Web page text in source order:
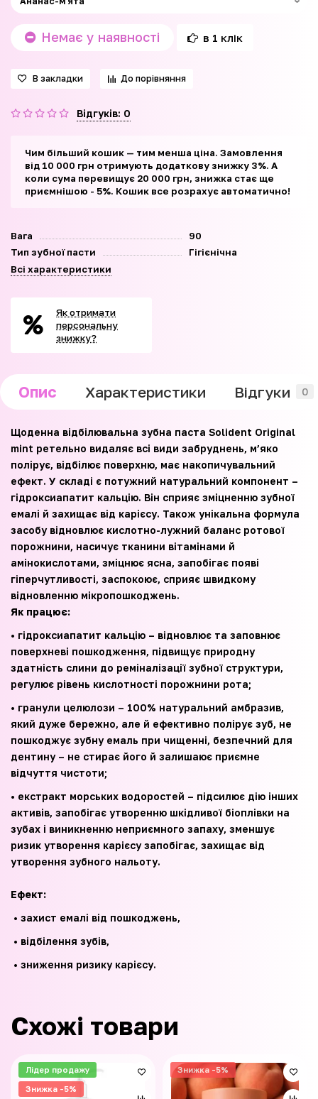
Немає у наявності в 1 клік
В закладки До порівняння
Відгуків: 0
Чим більший кошик — тим менша ціна. Замовлення
від 10 000 грн отримують додаткову знижку 3%. А
коли сума перевищує 20 000 грн, знижка стає ще
приємнішою - 5%. Кошик все розрахує автоматично!
Вага
90
Тип зубної пасти
Гігієнічна
Всі характеристики
Як отримати
персональну
знижку?
Опис Характеристики Відгуки 0
Щоденна відбілювальна зубна паста Solident Original
mint ретельно видаляє всі види забруднень, м’яко
полірує, відбілює поверхню, має накопичувальний
ефект. У складі є потужний натуральний компонент –
гідроксиапатит кальцію. Він сприяє зміцненню зубної
емалі й захищає від карієсу. Також унікальна формула
засобу відновлює кислотно-лужний баланс ротової
порожнини, насичує тканини вітамінами й
амінокислотами, зміцнює ясна, запобігає появі
гіперчутливості, заспокоює, сприяє швидкому
відновленню мікропошкоджень.
Як працює:
• гідроксиапатит кальцію – відновлює та заповнює
поверхневі пошкодження, підвищує природну
здатність слини до реміналізації зубної структури,
регулює рівень кислотності порожнини рота;
• гранули целюлози – 100% натуральний амбразив,
який дуже бережно, але й ефективно полірує зуб, не
пошкоджує зубну емаль при чищенні, безпечний для
дентину – не стирає його й залишаює приємне
відчуття чистоти;
• екстракт морських водоростей – підсилює дію інших
активів, запобігає утворенню шкідливої біоплівки на
зубах і виникненню неприємного запаху, зменшує
ризик утворення карієсу запобігає, захищає від
утворення зубного нальоту.
Ефект:
• захист емалі від пошкоджень,
• відбілення зубів,
• зниження ризику карієсу.
Схожі товари
Лідер продажу
Знижка -5%
Знижка -5%